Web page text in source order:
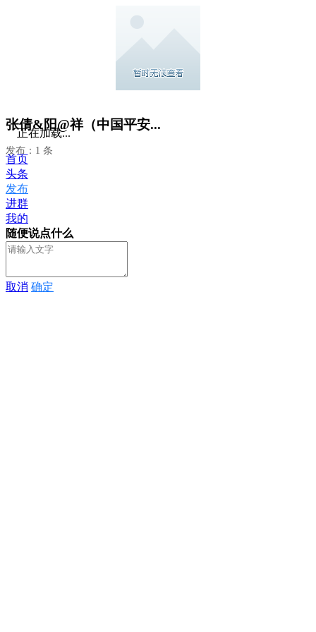
张倩&阳@祥（中国平安...
发布：1 条
正在加载...
首页
头条
发布
进群
我的
随便说点什么
取消 确定